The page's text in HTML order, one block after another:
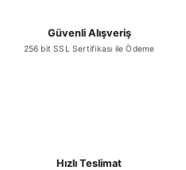
Güvenli Alışveriş
256 bit SSL Sertifikası ile Ödeme
Hızlı Teslimat